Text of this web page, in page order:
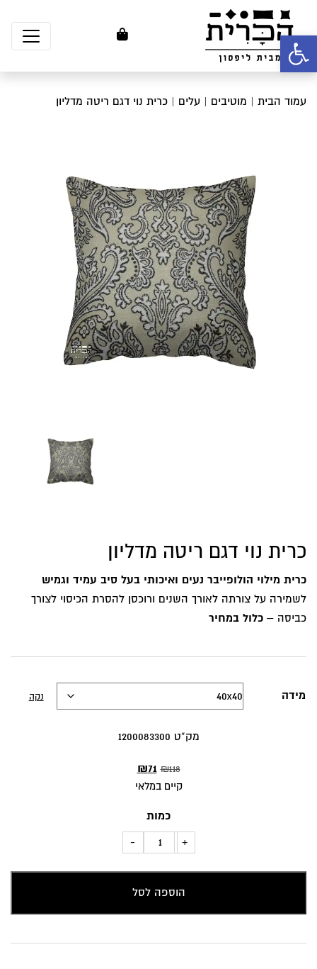
פתח סרגל נגישות
עמוד הבית | מוטיבים | עלים | כרית נוי דגם ריטה מדליון
כרית נוי דגם ריטה מדליון
כרית מילוי הולופייבר נעים ואיכותי בעל סיב עמיד וגמיש
לשמירה על צורתה לאורך השנים ורוכסן להסרת הכיסוי לצורך
כביסה – כלול במחיר
מידה נקה
מק”ט 1200083300
₪118
המחיר
המקורי
₪71
הנוכחיקיים במלאי
כמות
+
כמות
נוי
דגם
-
הוספה לסל